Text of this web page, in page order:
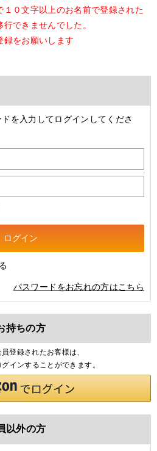
０文字以上のお名前で登録された
できませんでした。
録をお願いします
を入力してログインしてくださ
パスワードをお忘れの方はこちら
持ちの方
登録されたお客様は、
インすることができます。
以外の方